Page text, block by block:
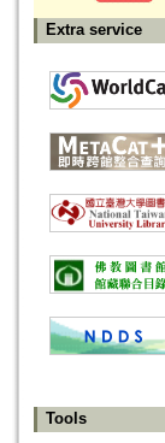
Extra service
Tools